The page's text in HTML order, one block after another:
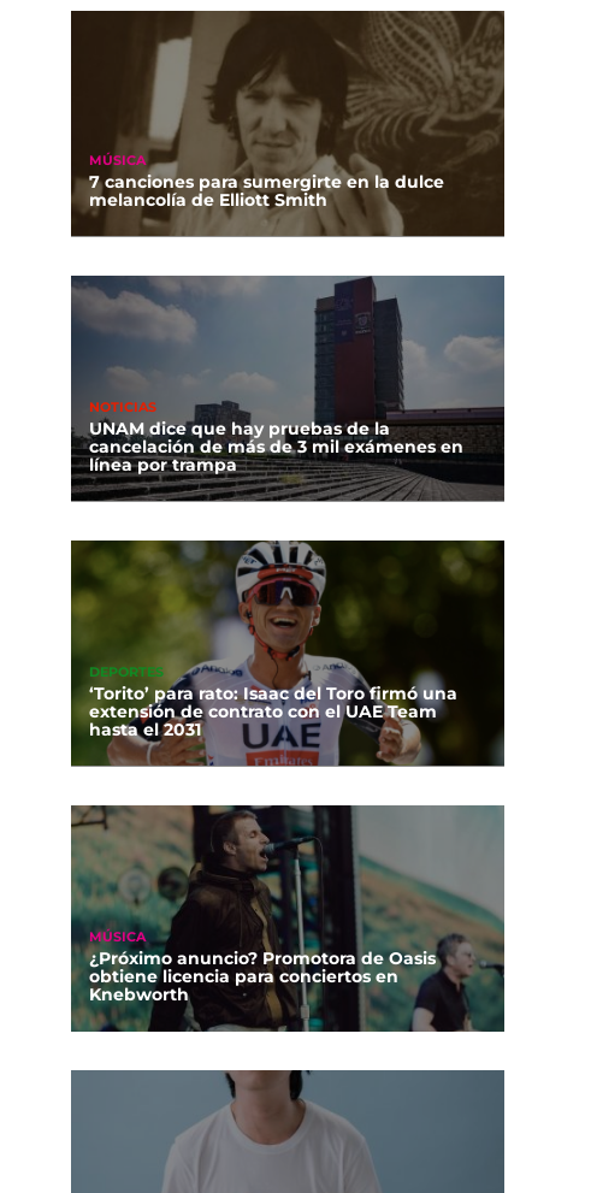
MÚSICA
7 canciones para sumergirte en la dulce
melancolía de Elliott Smith
NOTICIAS
UNAM dice que hay pruebas de la
cancelación de más de 3 mil exámenes en
línea por trampa
DEPORTES
‘Torito’ para rato: Isaac del Toro firmó una
extensión de contrato con el UAE Team
hasta el 2031
MÚSICA
¿Próximo anuncio? Promotora de Oasis
obtiene licencia para conciertos en
Knebworth